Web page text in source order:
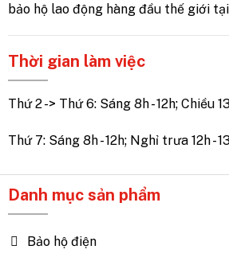
bảo hộ lao động hàng đầu thế giới
Thời gian làm việc
Thứ 2 -> Thứ 6: Sáng 8h - 12h; Chiều
Thứ 7: Sáng 8h - 12h; Nghỉ trưa 12h -
Danh mục sản phẩm
Bảo hộ điện